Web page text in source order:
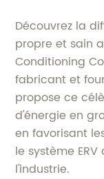
Découvrez la
propre et sain
Conditioning
fabricant et
propose ce
d'énergie en
en favorisant
le système
l'industrie.